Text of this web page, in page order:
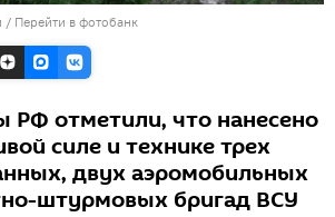
/ Перейти в фотобанк
РФ отметили, что нанесено
силе и технике трех
двух аэромобильных
штурмовых бригад ВСУ